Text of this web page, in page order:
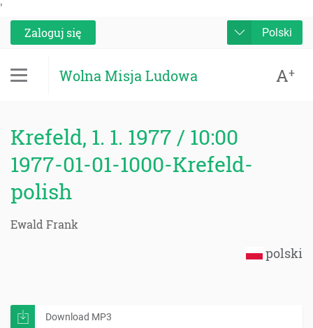
'
Zaloguj się
Polski
Wolna Misja Ludowa A+
Krefeld, 1. 1. 1977 / 10:00
1977-01-01-1000-Krefeld-
polish
Ewald Frank
polski
Download MP3